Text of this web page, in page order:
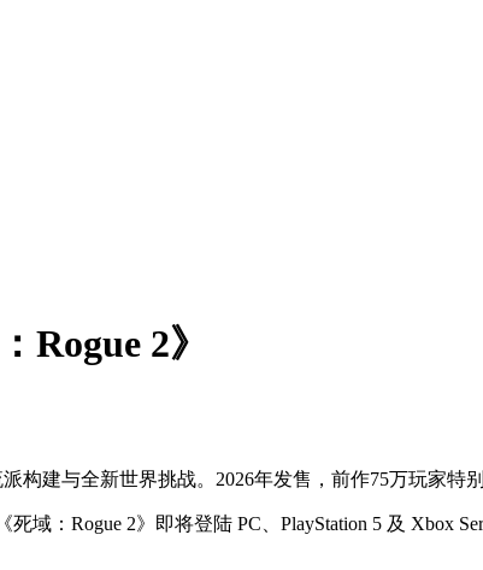
Rogue 2》
构建与全新世界挑战。2026年发售，前作75万玩家特
：Rogue 2》即将登陆 PC、PlayStation 5 及 Xbox